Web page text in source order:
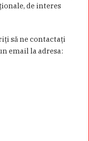
de interes
să ne contactaţi
email la adresa: